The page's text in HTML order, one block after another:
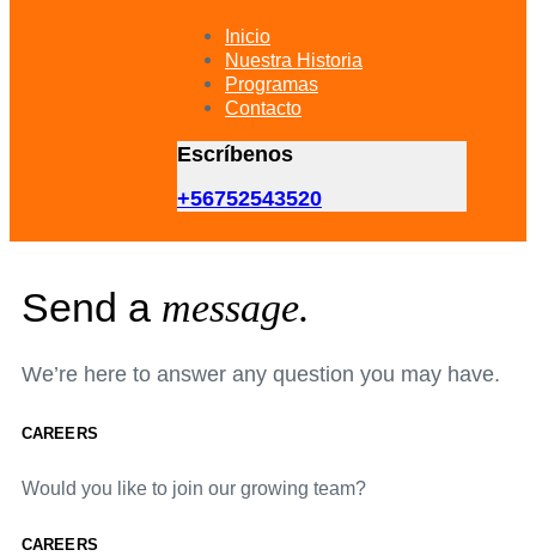
Inicio
Nuestra Historia
Programas
Contacto
Escríbenos
+56752543520
Send a message.
We’re here to answer any question you may have.
CAREERS
Would you like to join our growing team?
CAREERS